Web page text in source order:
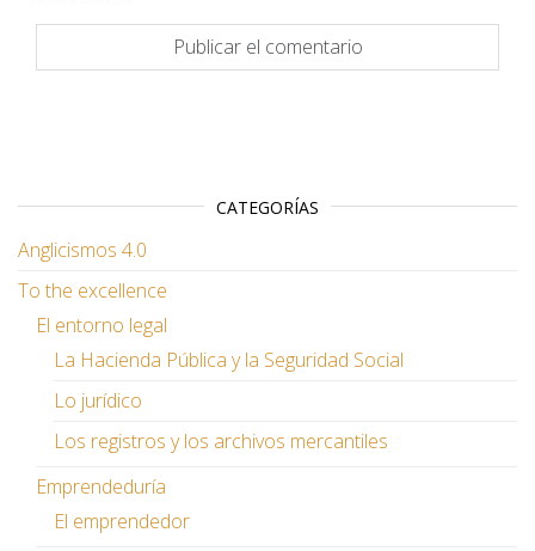
CATEGORÍAS
Anglicismos 4.0
To the excellence
El entorno legal
La Hacienda Pública y la Seguridad Social
Lo jurídico
Los registros y los archivos mercantiles
Emprendeduría
El emprendedor